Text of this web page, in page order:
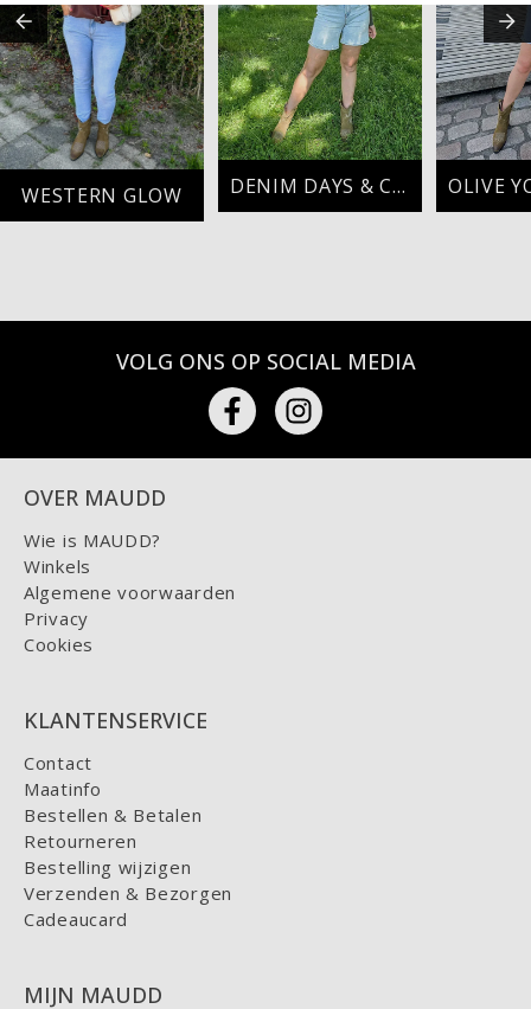
WESTERN GLOW DENIM DAYS & COWBOY WAYS
VOLG ONS OP SOCIAL MEDIA
OVER MAUDD
Wie is MAUDD?
Winkels
Algemene voorwaarden
Privacy
Cookies
KLANTENSERVICE
Contact
Maatinfo
Bestellen & Betalen
Retourneren
Bestelling wijzigen
Verzenden & Bezorgen
Cadeaucard
MIJN MAUDD